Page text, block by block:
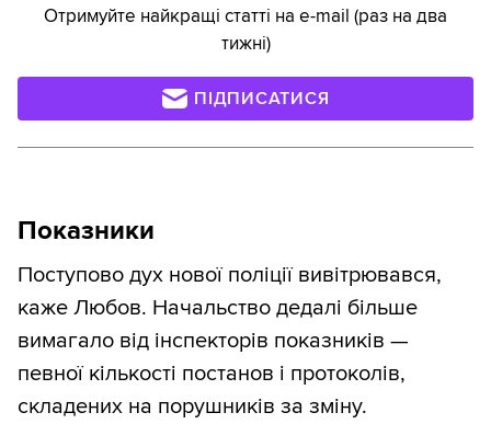
Отримуйте найкращі статті на e-mail (раз на два
тижні)
ПІДПИСАТИСЯ
Показники
Поступово дух нової поліції вивітрювався,
каже Любов. Начальство дедалі більше
вимагало від інспекторів показників —
певної кількості постанов і протоколів,
складених на порушників за зміну.